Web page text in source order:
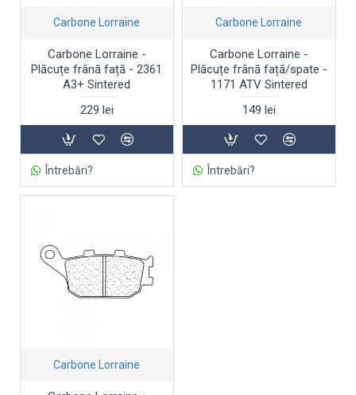
Carbone Lorraine
Carbone Lorraine -
Plăcuțe frână față - 2361
A3+ Sintered
229 lei
Întrebări?
Carbone Lorraine
Carbone Lorraine -
Plăcuțe frână față/spate -
1171 ATV Sintered
149 lei
Întrebări?
Carbone Lorraine